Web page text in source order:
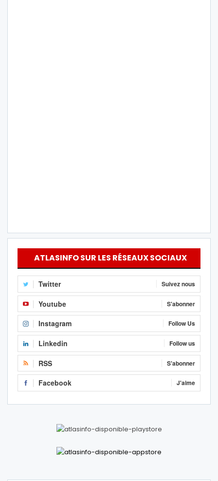
ATLASINFO SUR LES RÉSEAUX SOCIAUX
Twitter Suivez nous
Youtube S'abonner
Instagram Follow Us
Linkedin Follow us
RSS S'abonner
Facebook J'aime